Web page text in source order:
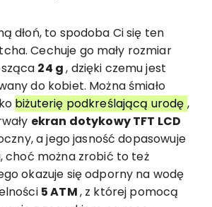
dłoń, to spodoba Ci się ten
Cechuje go mały rozmiar
24 g, dzięki czemu jest
do kobiet. Można śmiało
biżuterię podkreślającą urodę ,
ekran dotykowy TFT LCD
a jego jasność dopasowuje
choć można zrobić to też
okazuje się odporny na wodę
5 ATM, z której pomocą